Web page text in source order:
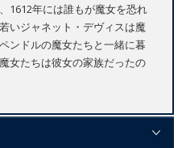
1612年には誰もが魔女を恐れ
いジャネット・デヴィスは魔
ンドルの魔女たちと一緒に暮
女たちは彼女の家族だったの